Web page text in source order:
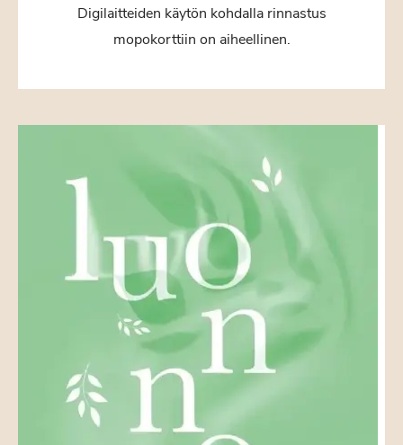
Digilaitteiden käytön kohdalla rinnastus
mopokorttiin on aiheellinen.